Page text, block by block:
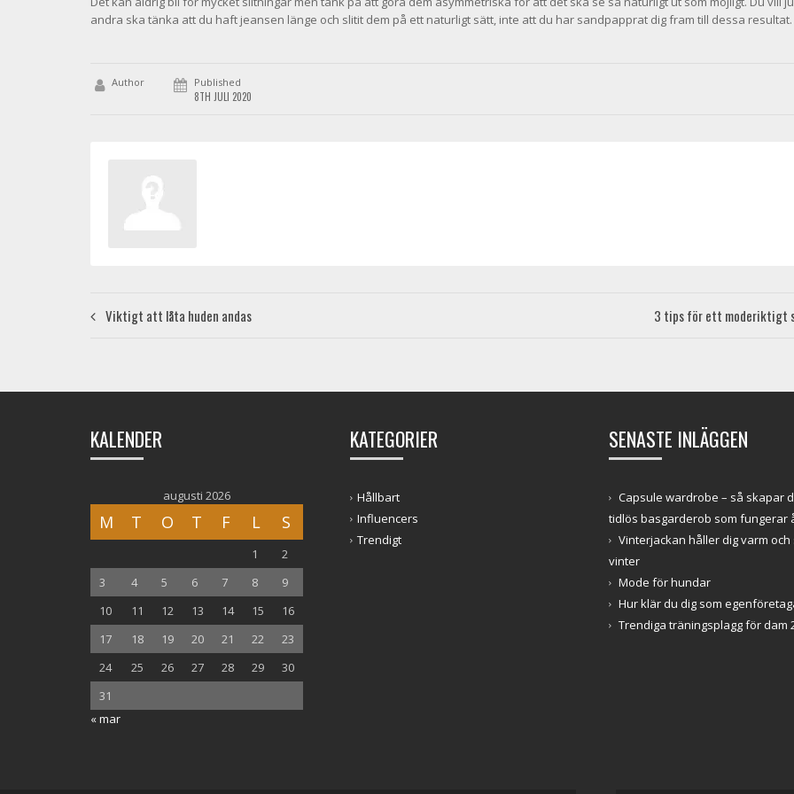
andra ska tänka att du haft jeansen länge och slitit dem på ett naturligt sätt, inte att du har sandpapprat dig fram till dessa resultat.
Author Published
8TH JULI 2020
Viktigt att låta huden andas 3 tips för ett moderiktigt
KALENDER
augusti 2026
M T O T F L S
1
2
3
4 5 6 7 8
9
10
11 12 13 14 15
16
17
18 19 20 21 22
23
24
25 26 27 28 29
30
31
« mar
KATEGORIER
Hållbart
Influencers
Trendigt
SENASTE INLÄGGEN
Capsule wardrobe – så skapar
tidlös basgarderob som fungerar
Vinterjackan håller dig varm och
vinter
Mode för hundar
Hur klär du dig som
Trendiga träningsplagg för dam